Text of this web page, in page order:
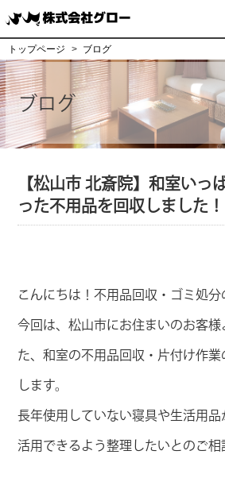
トップページ ブログ
ブログ
【松山市 北斎院】和室いっ
った不用品を回収しました！
こんにちは！不用品回収・ゴミ処分
今回は、松山市にお住まいのお客
た、和室の不用品回収・片付け作
します。
長年使用していない寝具や生活用
活用できるよう整理したいとのご相